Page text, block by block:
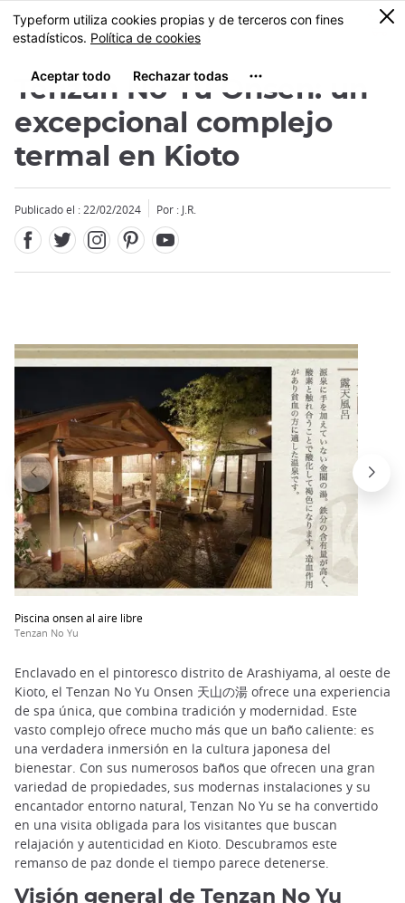
Tamaño
MENU
0
Tenzan No Yu Onsen: un
excepcional complejo
termal en Kioto
Publicado el : 22/02/2024 Por : J.R.
Piscina onsen al aire libre
Tenzan No Yu
Close
Enclavado en el pintoresco distrito de Arashiyama, al oeste de
Kioto, el Tenzan No Yu Onsen 天山の湯 ofrece una experiencia
de spa única, que combina tradición y modernidad. Este
vasto complejo ofrece mucho más que un baño caliente: es
una verdadera inmersión en la cultura japonesa del
bienestar. Con sus numerosos baños que ofrecen una gran
variedad de propiedades, sus modernas instalaciones y su
encantador entorno natural, Tenzan No Yu se ha convertido
en una visita obligada para los visitantes que buscan
relajación y autenticidad en Kioto. Descubramos este
remanso de paz donde el tiempo parece detenerse.
Visión general de Tenzan No Yu